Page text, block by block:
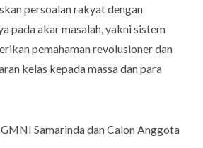
persoalan rakyat dengan
pada akar masalah, yakni sistem
pemahaman revolusioner dan
kelas kepada massa dan para
GMNI Samarinda dan Calon Anggota